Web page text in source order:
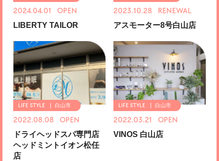
2024.04.01 OPEN
LIBERTY TAILOR
2023.10.28 RENEWAL
アスモーター8号白山店
白山市
2022.08.08 OPEN
ドライヘッドスパ専門店
ヘッドミントイオン松任
店
白山市
2022.03.21 OPEN
VINOS 白山店